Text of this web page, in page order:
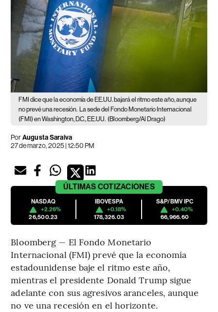
FMI dice que la economía de EE.UU. bajará el ritmo este año, aunque
no prevé una recesión. La sede del Fondo Monetario Internacional
(FMI) en Washington, D.C., EE.UU. (Bloomberg/Al Drago)
PorAugusta Saraiva
27 de marzo, 2025 | 12:50 PM
ÚLTIMAS COTIZACIONES
NASDAQ
+2.26%
26,500.23
IBOVESPA
+0.18%
178,326.03
S&P/BMV IPC
+0.40%
66,966.60
Bloomberg — El Fondo Monetario
Internacional (FMI) prevé que la economía
estadounidense baje el ritmo este año,
mientras el presidente Donald Trump sigue
adelante con sus agresivos aranceles, aunque
no ve una recesión en el horizonte.